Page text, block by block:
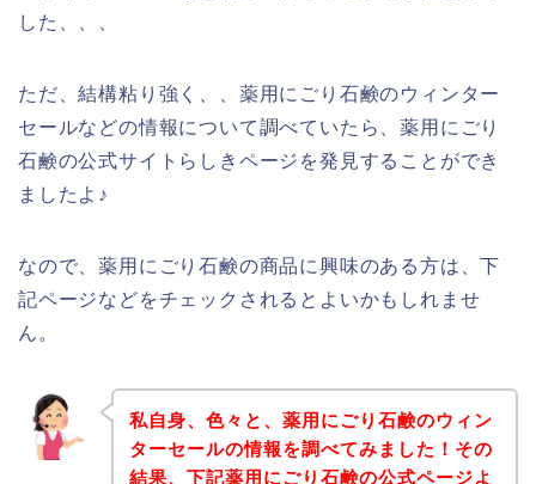
した、、、
ただ、結構粘り強く、、薬用にごり石鹸のウィンター
セールなどの情報について調べていたら、薬用にごり
石鹸の公式サイトらしきページを発見することができ
ましたよ♪
なので、薬用にごり石鹸の商品に興味のある方は、下
記ページなどをチェックされるとよいかもしれませ
ん。
私自身、色々と、薬用にごり石鹸のウィン
ターセールの情報を調べてみました！その
結果、下記薬用にごり石鹸の公式ページよ